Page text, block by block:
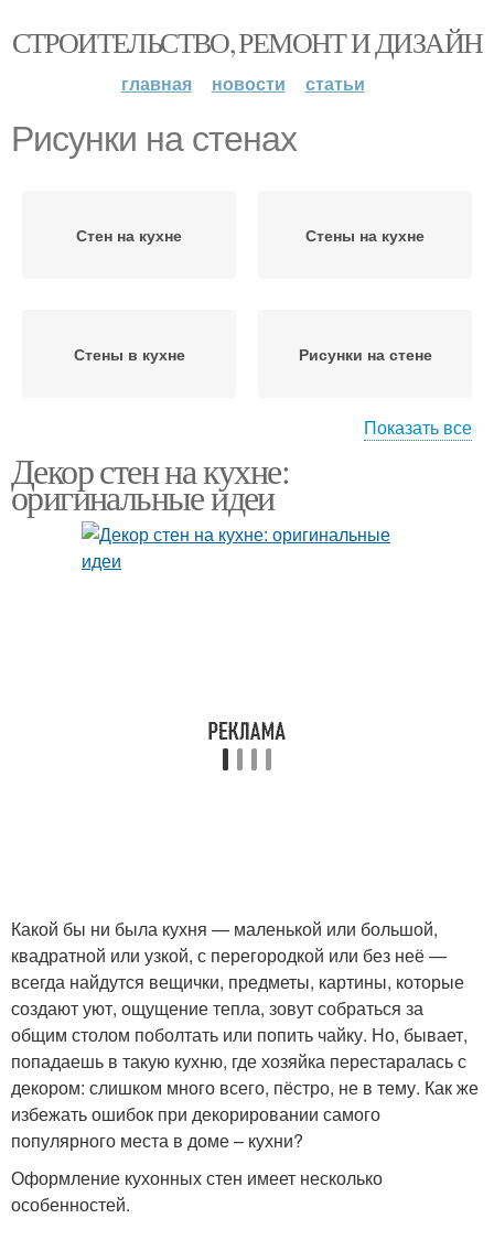
СТРОИТЕЛЬСТВО, РЕМОНТ И ДИЗАЙН
главная новости статьи
Рисунки на стенах
Стен на кухне Стены на кухне
Стены в кухне Рисунки на стене
Рисунок на стене
Стены под нанесение Декоративные рисунки
Изображение на стене Графический рисунок
Зеркала на стене Ниши в стене
Показать все
Декор стен на кухне:
оригинальные идеи
Какой бы ни была кухня — маленькой или большой,
квадратной или узкой, с перегородкой или без неё —
всегда найдутся вещички, предметы, картины, которые
создают уют, ощущение тепла, зовут собраться за
общим столом поболтать или попить чайку. Но, бывает,
попадаешь в такую кухню, где хозяйка перестаралась с
декором: слишком много всего, пёстро, не в тему. Как же
избежать ошибок при декорировании самого
популярного места в доме – кухни?
Оформление кухонных стен имеет несколько
особенностей.